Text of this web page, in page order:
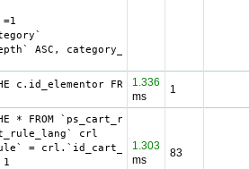
ASC, category_shop.`position` ASC
c.id_elementor FROM
1.336
ms
1
* FROM `ps_cart_rule` cr
crl
= crl.`id_cart_rule` AND crl.`id_lang`
1.303
ms
83